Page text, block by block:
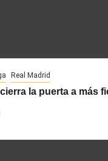
Real Madrid
la puerta a más